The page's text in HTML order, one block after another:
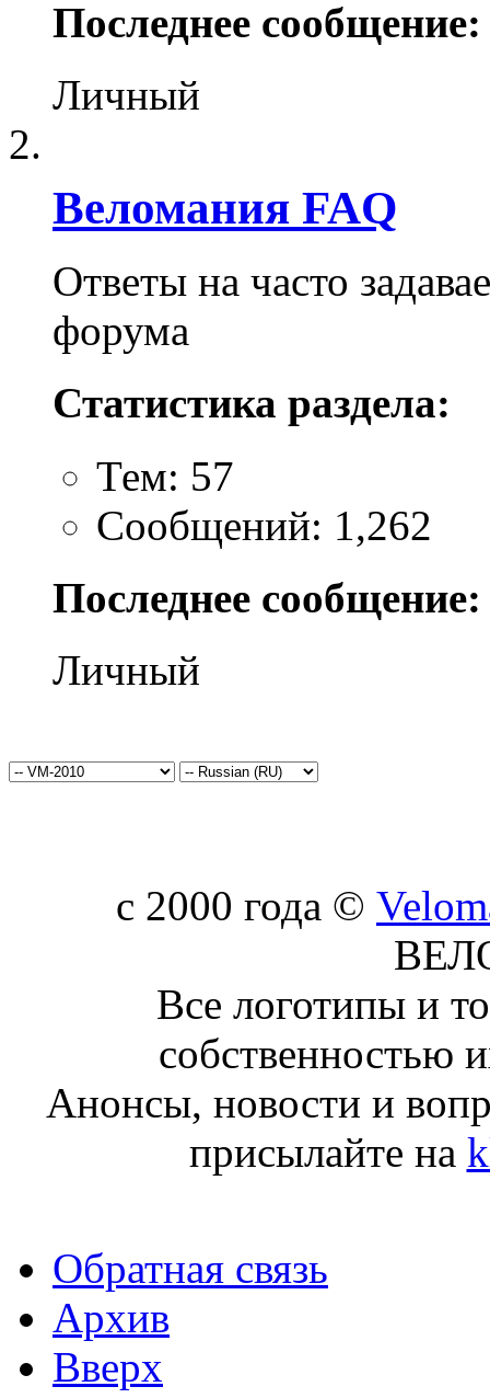
Последнее сообщение:
Личный
Веломания FAQ
Ответы на часто
форума
Статистика раздела:
Тем: 57
Сообщений: 1,262
Последнее сообщение:
Личный
c 2000 года ©
Все логотипы и
собственностью
Анонсы, новости и
присылайте на
Обратная связь
Архив
Вверх